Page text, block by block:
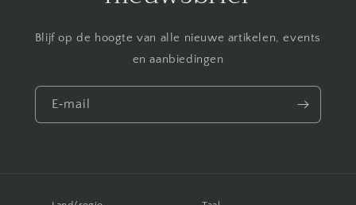
Blijf op de hoogte van alle nieuwe artikelen, events
en aanbiedingen
E‑mail